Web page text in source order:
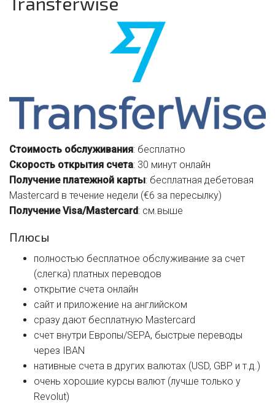
Стоимость обслуживания: бесплатно
Скорость открытия счета: 30 минут онлайн
Получение платежной карты: бесплатная дебетовая
Mastercard в течение недели (€6 за пересылку)
Получение Visa/Mastercard: см.выше
Плюсы
полностью бесплатное обслуживание за счет
(слегка) платных переводов
открытие счета онлайн
сайт и приложение на английском
сразу дают бесплатную Mastercard
счет внутри Европы/SEPA, быстрые переводы
через IBAN
нативные счета в других валютах (USD, GBP и т.д.)
очень хорошие курсы валют (лучше только у
Revolut)